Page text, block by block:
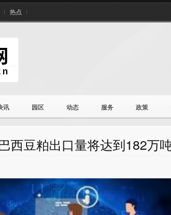
热点
讯 园区 动态 服务 政策
西豆粕出口量将达到182万